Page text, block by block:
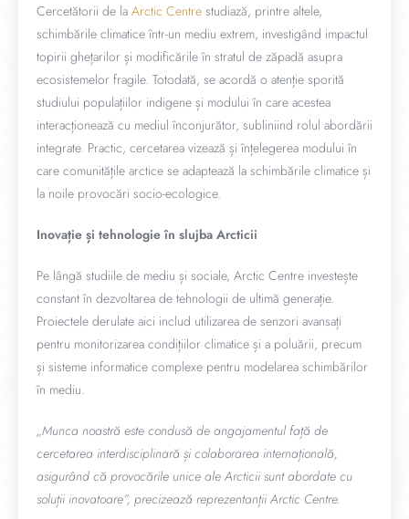
Cercetătorii de la Arctic Centre studiază, printre altele,
schimbările climatice într-un mediu extrem, investigând impactul
topirii ghețarilor și modificările în stratul de zăpadă asupra
ecosistemelor fragile. Totodată, se acordă o atenție sporită
studiului populațiilor indigene și modului în care acestea
interacționează cu mediul înconjurător, subliniind rolul abordării
integrate. Practic, cercetarea vizează și înțelegerea modului în
care comunitățile arctice se adaptează la schimbările climatice și
la noile provocări socio-ecologice.
Inovație și tehnologie în slujba Arcticii
Pe lângă studiile de mediu și sociale, Arctic Centre investește
constant în dezvoltarea de tehnologii de ultimă generație.
Proiectele derulate aici includ utilizarea de senzori avansați
pentru monitorizarea condițiilor climatice și a poluării, precum
și sisteme informatice complexe pentru modelarea schimbărilor
în mediu.
„Munca noastră este condusă de angajamentul față de
cercetarea interdisciplinară și colaborarea internațională,
asigurând că provocările unice ale Arcticii sunt abordate cu
soluții inovatoare”, precizează reprezentanții Arctic Centre.